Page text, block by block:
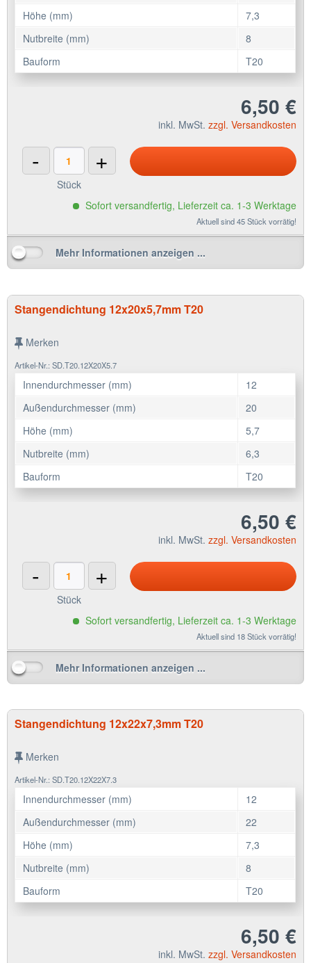
Höhe (mm)
7,3
Nutbreite (mm)
8
Bauform
T20
6,50 €
inkl. MwSt. zzgl. Versandkosten
- +
Stück
Sofort versandfertig, Lieferzeit ca. 1-3 Werktage
Aktuell sind 45 Stück vorrätig!
Mehr Informationen anzeigen ...
Stangendichtung 12x20x5,7mm T20
Merken
Artikel-Nr.: SD.T20.12X20X5.7
Innendurchmesser (mm)
12
Außendurchmesser (mm)
20
Höhe (mm)
5,7
Nutbreite (mm)
6,3
Bauform
T20
6,50 €
inkl. MwSt. zzgl. Versandkosten
- +
Stück
Sofort versandfertig, Lieferzeit ca. 1-3 Werktage
Aktuell sind 18 Stück vorrätig!
Mehr Informationen anzeigen ...
Stangendichtung 12x22x7,3mm T20
Merken
Artikel-Nr.: SD.T20.12X22X7.3
Innendurchmesser (mm)
12
Außendurchmesser (mm)
22
Höhe (mm)
7,3
Nutbreite (mm)
8
Bauform
T20
6,50 €
inkl. MwSt. zzgl. Versandkosten